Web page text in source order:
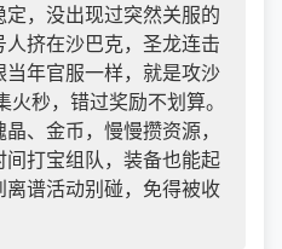
，没出现过突然关服的
挤在沙巴克，圣龙连击
年官服一样，就是攻沙
秒，错过奖励不划算。
、金币，慢慢攒资源，
打宝组队，装备也能起
谱活动别碰，免得被收